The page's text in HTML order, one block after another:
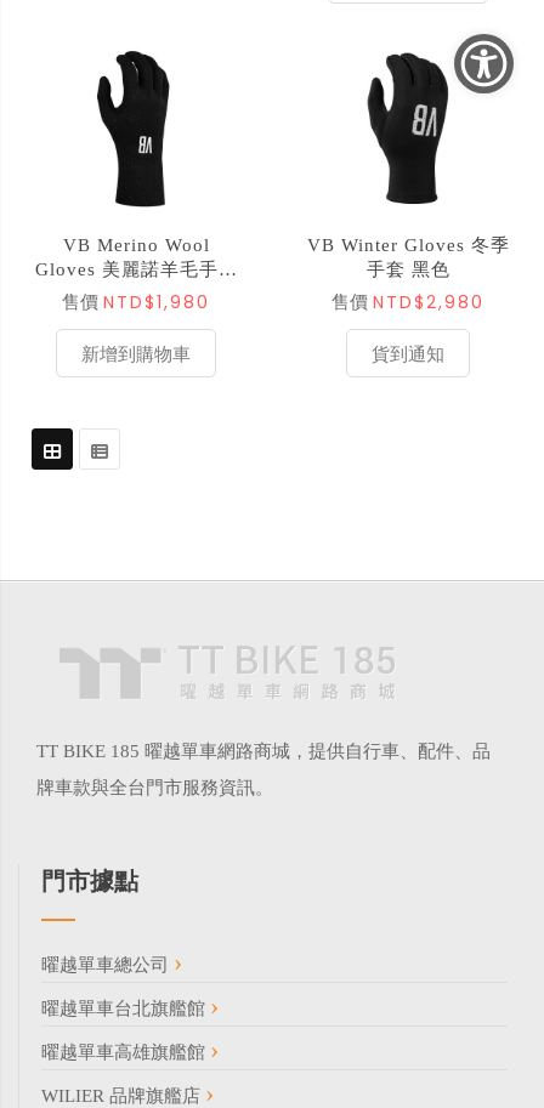
VB Merino Wool
Gloves 美麗諾羊毛手套
黑
售價 NTD$1,980
新增到購物車
VB Winter Gloves 冬季
手套 黑色
售價 NTD$2,980
貨到通知
TT BIKE 185 曜越單車網路商城，提供自行車、配件、品
牌車款與全台門市服務資訊。
門市據點
曜越單車總公司
曜越單車台北旗艦館
曜越單車高雄旗艦館
WILIER 品牌旗艦店